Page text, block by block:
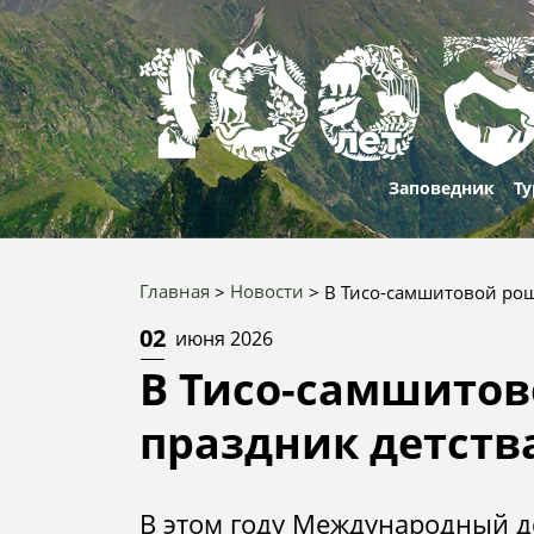
Заповедник
100 лет
100
Документы
Победы
Строка
навигации
Главная Новости В Тисо-самшитовой
02 июня 2026
В Тисо-
праздник
В этом году Международный